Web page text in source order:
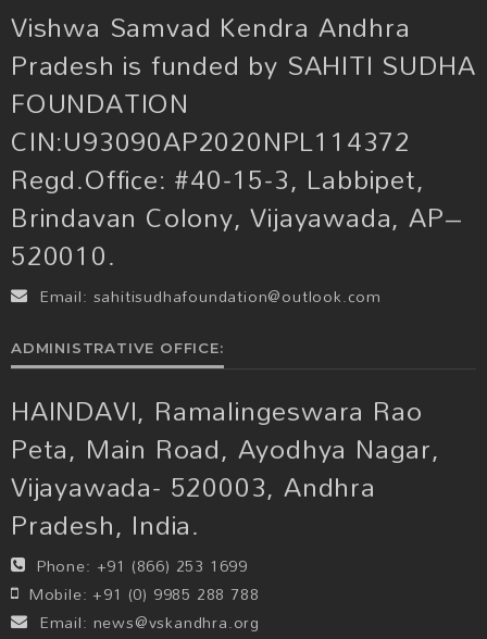
Vishwa Samvad Kendra Andhra
Pradesh is funded by SAHITI SUDHA
FOUNDATION
CIN:U93090AP2020NPL114372
Regd.Office: #40-15-3, Labbipet,
Brindavan Colony, Vijayawada, AP–
520010.
Email: sahitisudhafoundation@outlook.com
ADMINISTRATIVE OFFICE:
HAINDAVI, Ramalingeswara Rao
Peta, Main Road, Ayodhya Nagar,
Vijayawada- 520003, Andhra
Pradesh, India.
Phone: +91 (866) 253 1699
Mobile: +91 (0) 9985 288 788
Email: news@vskandhra.org